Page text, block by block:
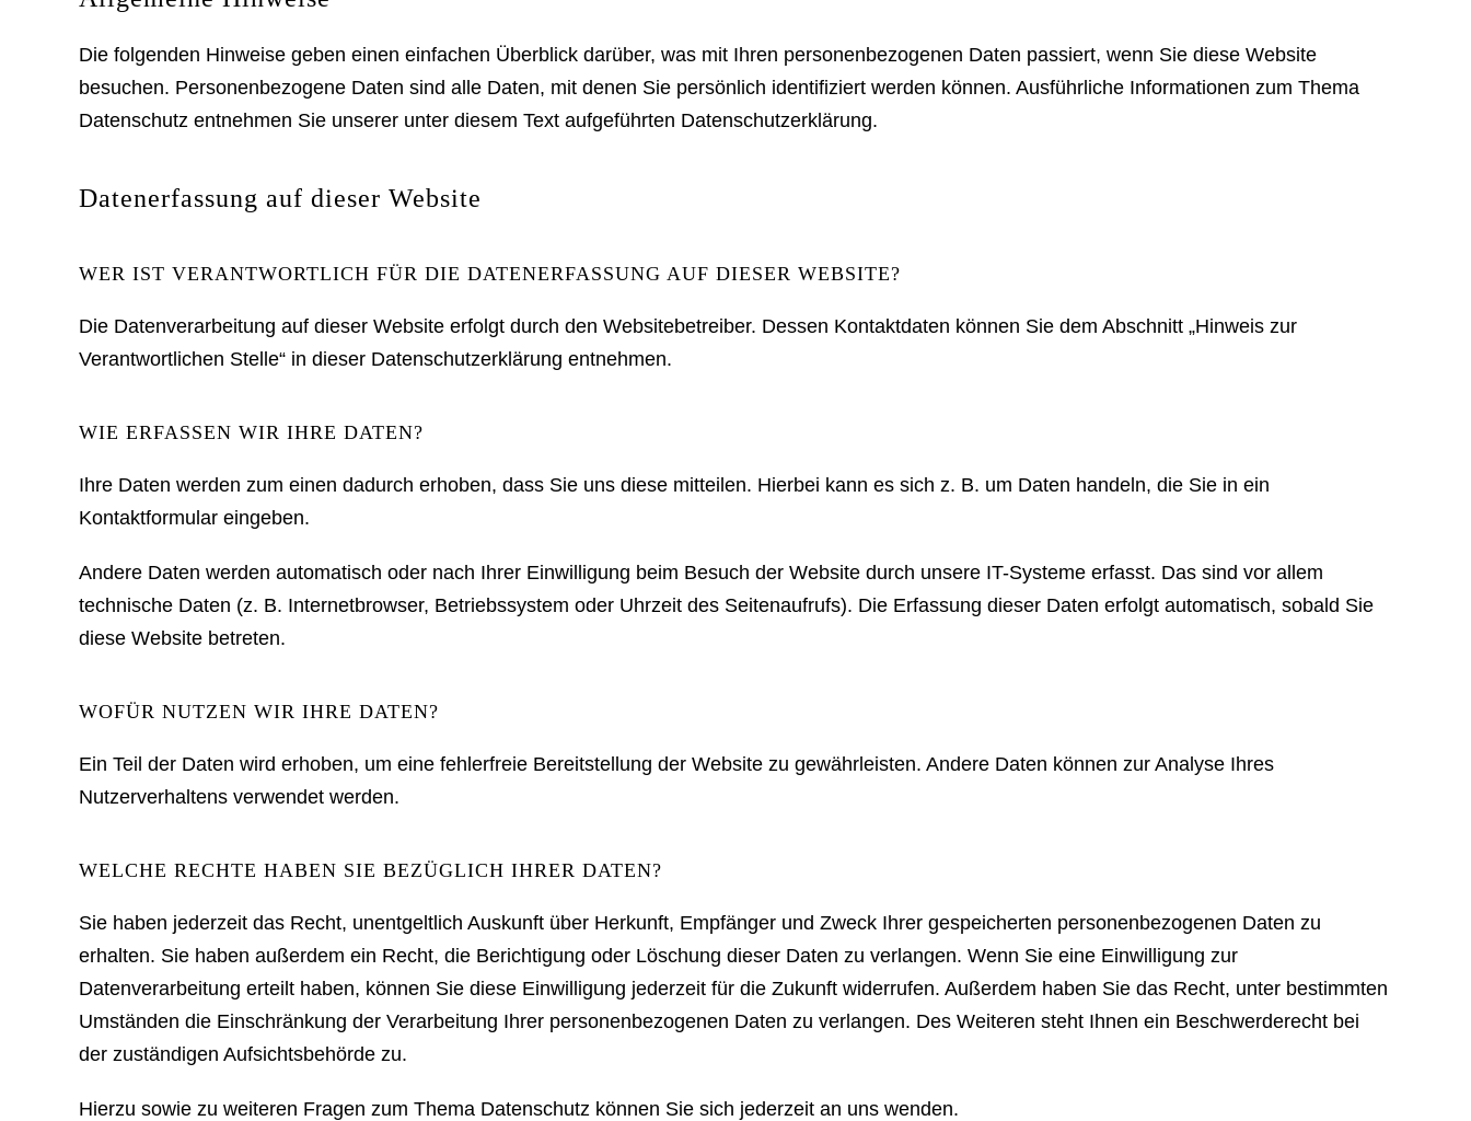
Die folgenden Hinweise geben einen einfachen Überblick darüber, was mit Ihren personenbezogenen Daten passiert, wenn Sie diese Website
besuchen. Personenbezogene Daten sind alle Daten, mit denen Sie persönlich identifiziert werden können. Ausführliche Informationen zum Thema
Datenschutz entnehmen Sie unserer unter diesem Text aufgeführten Datenschutzerklärung.
Datenerfassung auf dieser Website
WER IST VERANTWORTLICH FÜR DIE DATENERFASSUNG AUF DIESER WEBSITE?
Die Datenverarbeitung auf dieser Website erfolgt durch den Websitebetreiber. Dessen Kontaktdaten können Sie dem Abschnitt „Hinweis zur
Verantwortlichen Stelle“ in dieser Datenschutzerklärung entnehmen.
WIE ERFASSEN WIR IHRE DATEN?
Ihre Daten werden zum einen dadurch erhoben, dass Sie uns diese mitteilen. Hierbei kann es sich z. B. um Daten handeln, die Sie in ein
Kontaktformular eingeben.
Andere Daten werden automatisch oder nach Ihrer Einwilligung beim Besuch der Website durch unsere IT-Systeme erfasst. Das sind vor allem
technische Daten (z. B. Internetbrowser, Betriebssystem oder Uhrzeit des Seitenaufrufs). Die Erfassung dieser Daten erfolgt automatisch, sobald Sie
diese Website betreten.
WOFÜR NUTZEN WIR IHRE DATEN?
Ein Teil der Daten wird erhoben, um eine fehlerfreie Bereitstellung der Website zu gewährleisten. Andere Daten können zur Analyse Ihres
Nutzerverhaltens verwendet werden.
WELCHE RECHTE HABEN SIE BEZÜGLICH IHRER DATEN?
Sie haben jederzeit das Recht, unentgeltlich Auskunft über Herkunft, Empfänger und Zweck Ihrer gespeicherten personenbezogenen Daten zu
erhalten. Sie haben außerdem ein Recht, die Berichtigung oder Löschung dieser Daten zu verlangen. Wenn Sie eine Einwilligung zur
Datenverarbeitung erteilt haben, können Sie diese Einwilligung jederzeit für die Zukunft widerrufen. Außerdem haben Sie das Recht, unter bestimmten
Umständen die Einschränkung der Verarbeitung Ihrer personenbezogenen Daten zu verlangen. Des Weiteren steht Ihnen ein Beschwerderecht bei
der zuständigen Aufsichtsbehörde zu.
Hierzu sowie zu weiteren Fragen zum Thema Datenschutz können Sie sich jederzeit an uns wenden.